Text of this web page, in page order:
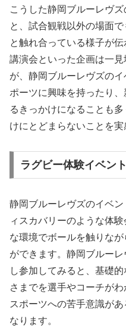
こうした静岡ブルーレヴ
と、試合観戦以外の場面
と触れ合っている様子が
講演会といった企画は一
が、静岡ブルーレヴズの
ポーツに興味を持ったり
るきっかけになることも
けにとどまらないことを実
ラグビー体験イベン
静岡ブルーレヴズのイベ
ィスカバリーのような体
な環境でボールを触りな
ができます。静岡ブルー
し参加してみると、基礎
さまでを選手やコーチが
スポーツへの苦手意識が
なります。